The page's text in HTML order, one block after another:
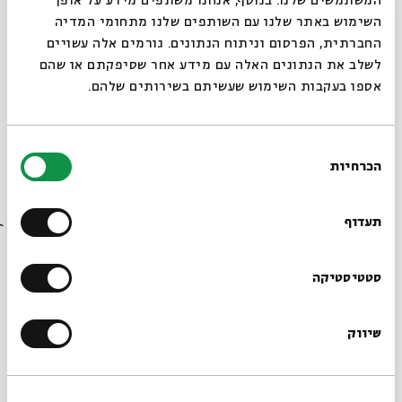
השימוש באתר שלנו עם השותפים שלנו מתחומי המדיה
החברתית, הפרסום וניתוח הנתונים. גורמים אלה עשויים
לשלב את הנתונים האלה עם מידע אחר שסיפקתם או שהם
אספו בעקבות השימוש שעשיתם בשירותים שלהם.
הסכמה
הכרחיות
תעדוף
סטטיסטיקה
שיווק
עם: פרופ' חננאל מאק
29.10.23
פשט ודרש בפרשנותו של רמב"ן
סגור